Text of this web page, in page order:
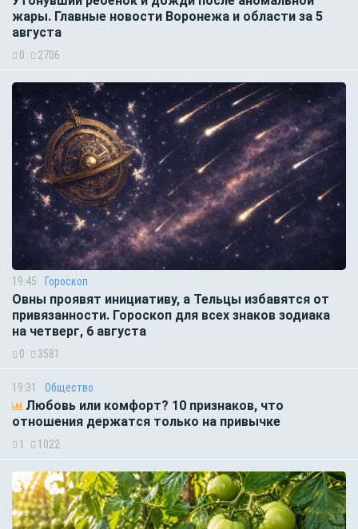
жары. Главные новости Воронежа и области за 5
августа
0 2706
19:45 Гороскоп
Овны проявят инициативу, а Тельцы избавятся от
привязанности. Гороскоп для всех знаков зодиака
на четверг, 6 августа
0 3581
19:31 Общество
Любовь или комфорт? 10 признаков, что
отношения держатся только на привычке
1 1022